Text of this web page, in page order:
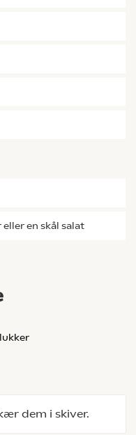
dem i skiver.
eller en skål salat